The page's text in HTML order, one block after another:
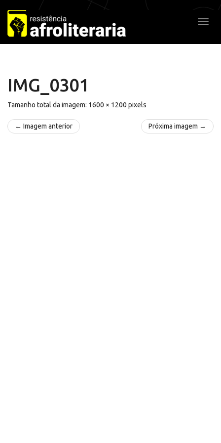
Pular
para
o
conteúdo
IMG_0301
Tamanho total da imagem: 1600 × 1200 pixels
← Imagem anterior Próxima imagem →